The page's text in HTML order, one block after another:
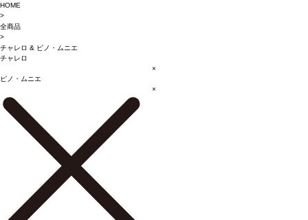
HOME
>
全商品
>
チャレロ & ピノ・ムニエ
チャレロ
×
ピノ・ムニエ
×